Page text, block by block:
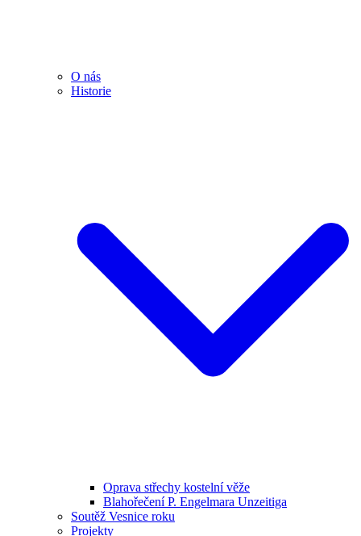
O nás
Historie
Oprava střechy kostelní věže
Blahořečení P. Engelmara Unzeitiga
Soutěž Vesnice roku
Projekty